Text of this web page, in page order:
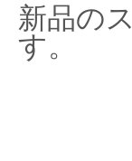
新品の
す。